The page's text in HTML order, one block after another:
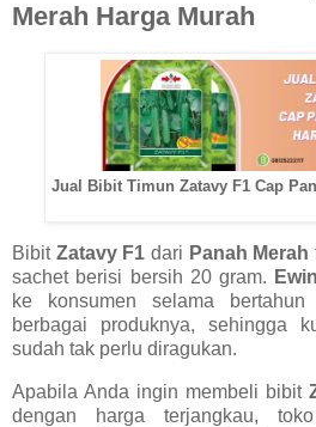
Merah Harga Murah
Jual Bibit Timun Zatavy F1 Cap
Bibit Zatavy F1 dari Panah Merah
sachet berisi bersih 20 gram.
ke konsumen selama
berbagai produknya, sehingga
sudah tak perlu diragukan.
Apabila Anda ingin membeli bibit
dengan harga terjangkau,